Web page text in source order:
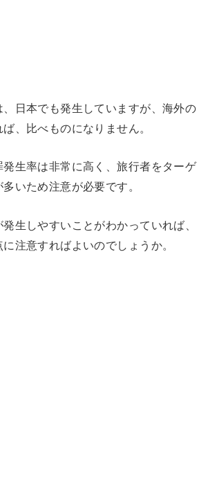
、日本でも発生していますが、海外の
、比べものになりません。
生率は非常に高く、旅行者をターゲ
いため注意が必要です。
生しやすいことがわかっていれば、
注意すればよいのでしょうか。